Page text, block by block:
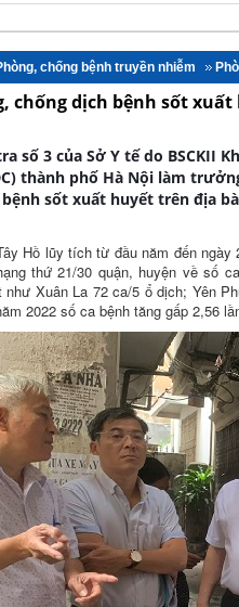
chống bệnh truyền nhiễm
chống dịch bệnh sốt
số 3 của Sở Y tế do BSCKII
thành phố Hà Nội làm
sốt xuất huyết trên địa
Hồ lũy tích từ đầu năm đến
thứ 21/30 quận, huyện về số
như Xuân La 72 ca/5 ổ dịch; Yên
2022 số ca bệnh tăng gấp 2,56